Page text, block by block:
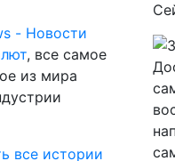
- Новости
, все самое
из мира